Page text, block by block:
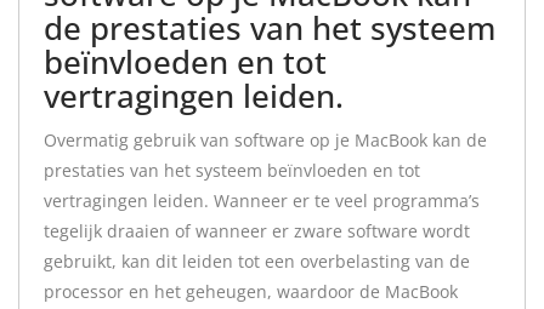
de prestaties van het systeem
beïnvloeden en tot
vertragingen leiden.
Overmatig gebruik van software op je MacBook kan de
prestaties van het systeem beïnvloeden en tot
vertragingen leiden. Wanneer er te veel programma’s
tegelijk draaien of wanneer er zware software wordt
gebruikt, kan dit leiden tot een overbelasting van de
processor en het geheugen, waardoor de MacBook